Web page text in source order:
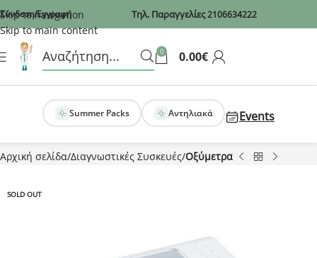
Recaptcha
Skip to navigation
Skip to main content
Σύνδεση/Εγγραφή Τηλ. Παραγγελίες2106634222
0 0.00€
Summer Packs Αντηλιακά Events
Αρχική σελίδα Διαγνωστικές Συσκευές Οξύμετρα
SOLD OUT